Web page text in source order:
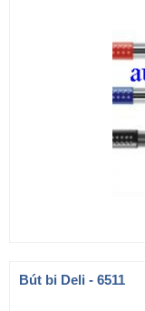
Bút bi Deli - 6511